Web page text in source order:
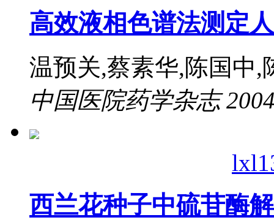
高效液相色谱法测定
温预关,蔡素华,陈国中,
中国医院药学杂志
西兰花种子中硫苷酶